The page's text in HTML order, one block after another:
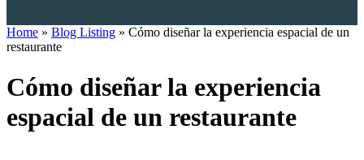
Home » Blog Listing » Cómo diseñar la experiencia espacial de un
restaurante
Cómo diseñar la experiencia
espacial de un restaurante